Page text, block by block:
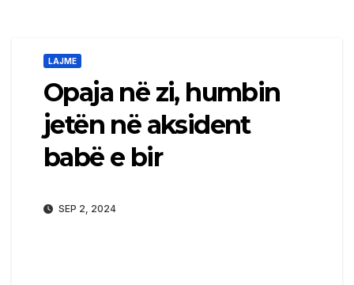
LAJME
Opaja në zi, humbin
jetën në aksident
babë e bir
SEP 2, 2024